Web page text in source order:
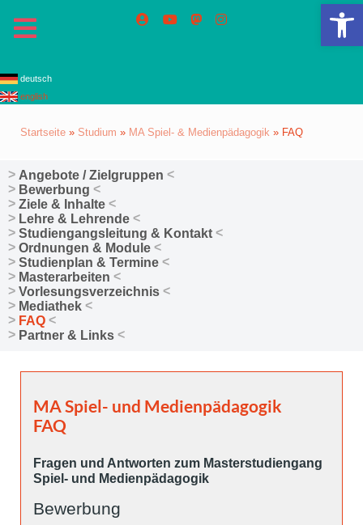
deutsch
english
Startseite » Studium » MA Spiel- & Medienpädagogik » FAQ
Angebote / Zielgruppen
Bewerbung
Ziele & Inhalte
Lehre & Lehrende
Studiengangsleitung & Kontakt
Ordnungen & Module
Studienplan & Termine
Masterarbeiten
Vorlesungsverzeichnis
Mediathek
FAQ
Partner & Links
MA Spiel- und Medienpädagogik
FAQ
Fragen und Antworten zum Masterstudiengang
Spiel- und Medienpädagogik
Bewerbung